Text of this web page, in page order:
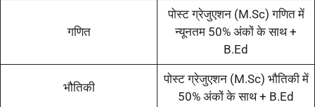
गणित
पोस्ट ग्रेजुएशन (M.Sc) गणित में
न्यूनतम 50% अंकों के साथ +
B.Ed
भौतिकी
पोस्ट ग्रेजुएशन (M.Sc) भौतिकी में
50% अंकों के साथ + B.Ed